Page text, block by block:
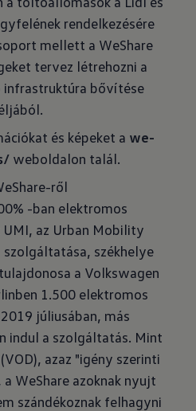
rendelkezésére
mellett a WeShare
tervez létrehozni a
infrastruktúra bővítése
és képeket a we-
weboldalon talál.
ről
-ban elektromos
az Urban Mobility
székhelye
a Volkswagen
1.500 elektromos
júliusában, más
indul a szolgáltatás. Mint
azaz "igény szerinti
WeShare azoknak nyujt
szándékoznak felhagyni